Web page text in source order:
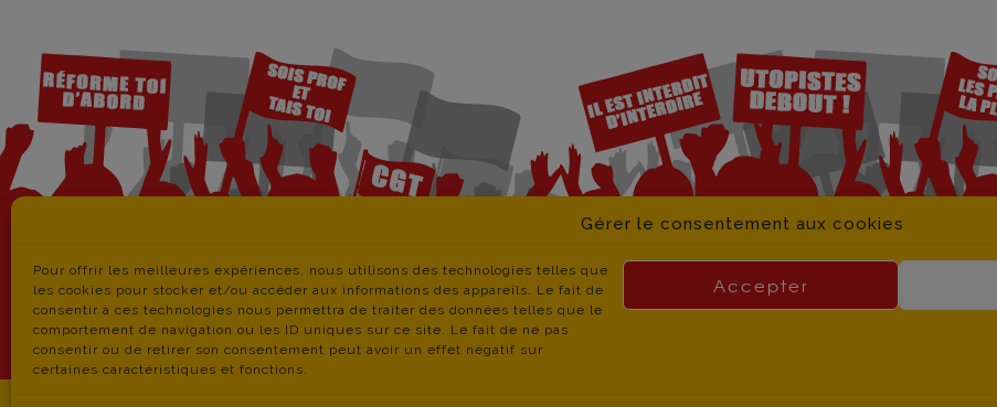
Gérer le consentement aux cookies
Pour offrir les meilleures expériences, nous utilisons des technologies telles que
les cookies pour stocker et/ou accéder aux informations des appareils. Le fait de
consentir à ces technologies nous permettra de traiter des données telles que le
comportement de navigation ou les ID uniques sur ce site. Le fait de ne pas
consentir ou de retirer son consentement peut avoir un effet négatif sur
certaines caractéristiques et fonctions.
Accepter
CGT Educ’Action 06 – 34 boulevard Jean JAURES – 06300 NICE